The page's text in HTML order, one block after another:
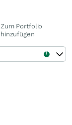
Zum Portfolio
hinzufügen